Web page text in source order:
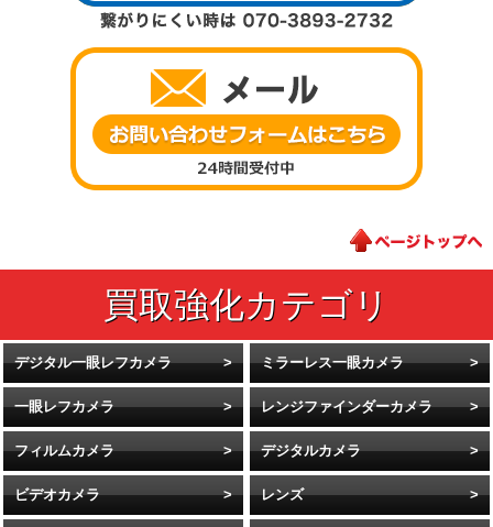
デジタル一眼レフカメラ ミラーレス一眼カメラ
一眼レフカメラ レンジファインダーカメラ
フィルムカメラ デジタルカメラ
ビデオカメラ レンズ